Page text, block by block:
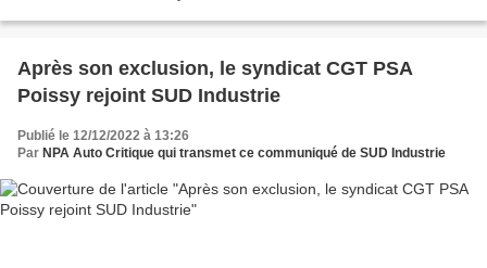
Après son exclusion, le syndicat CGT PSA
Poissy rejoint SUD Industrie
Publié le 12/12/2022 à 13:26
Par NPA Auto Critique qui transmet ce communiqué de SUD Industrie